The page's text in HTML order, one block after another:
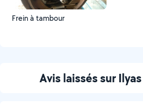
Frein à tambour
Avis laissés sur